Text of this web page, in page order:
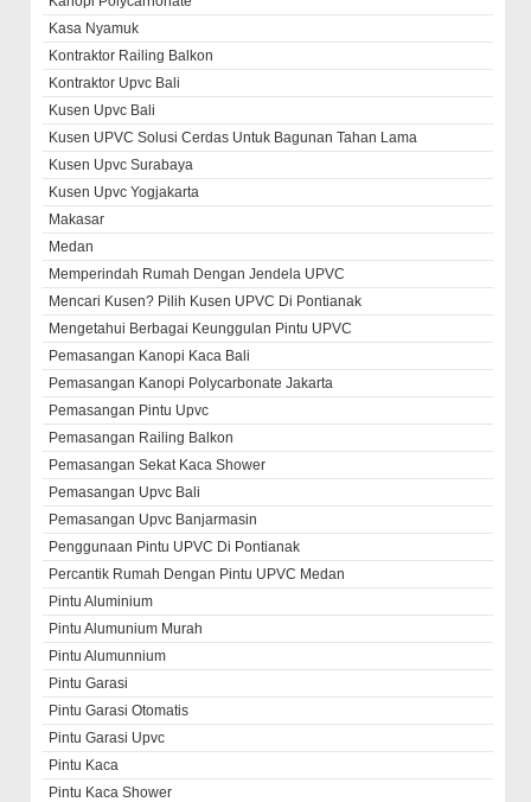
Kasa Nyamuk
Kontraktor Railing Balkon
Kontraktor Upvc Bali
Kusen Upvc Bali
Kusen UPVC Solusi Cerdas Untuk Bagunan Tahan Lama
Kusen Upvc Surabaya
Kusen Upvc Yogjakarta
Makasar
Medan
Memperindah Rumah Dengan Jendela UPVC
Mencari Kusen? Pilih Kusen UPVC Di Pontianak
Mengetahui Berbagai Keunggulan Pintu UPVC
Pemasangan Kanopi Kaca Bali
Pemasangan Kanopi Polycarbonate Jakarta
Pemasangan Pintu Upvc
Pemasangan Railing Balkon
Pemasangan Sekat Kaca Shower
Pemasangan Upvc Bali
Pemasangan Upvc Banjarmasin
Penggunaan Pintu UPVC Di Pontianak
Percantik Rumah Dengan Pintu UPVC Medan
Pintu Aluminium
Pintu Alumunium Murah
Pintu Alumunnium
Pintu Garasi
Pintu Garasi Otomatis
Pintu Garasi Upvc
Pintu Kaca
Pintu Kaca Shower